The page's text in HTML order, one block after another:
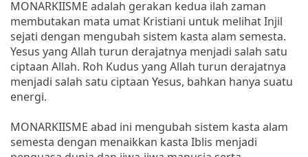
MONARKIISME adalah gerakan kedua ilah zaman
membutakan mata umat Kristiani untuk melihat Injil
sejati dengan mengubah sistem kasta alam semesta.
Yesus yang Allah turun derajatnya menjadi salah satu
ciptaan Allah. Roh Kudus yang Allah turun derajatnya
menjadi salah satu ciptaan Yesus, bahkan hanya suatu
energi.
MONARKIISME abad ini mengubah sistem kasta alam
semesta dengan menaikkan kasta Iblis menjadi